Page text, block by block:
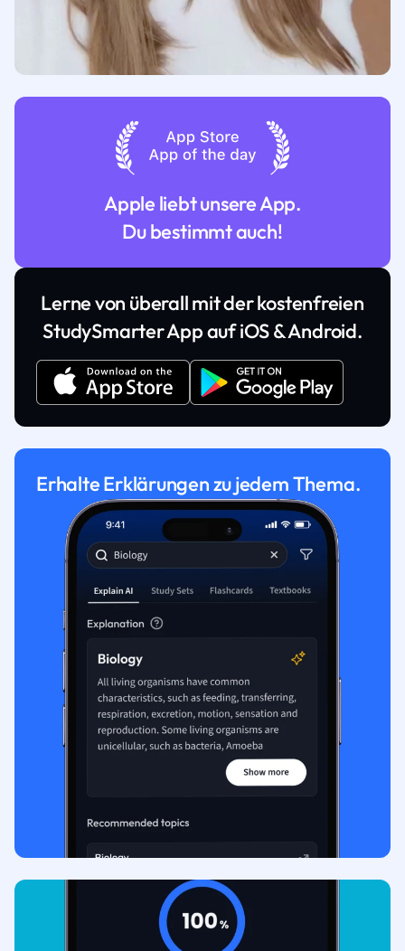
Apple liebt unsere App.
Du bestimmt auch!
Lerne von überall mit der kostenfreien
StudySmarter App auf iOS & Android.
Erhalte Erklärungen zu jedem Thema.